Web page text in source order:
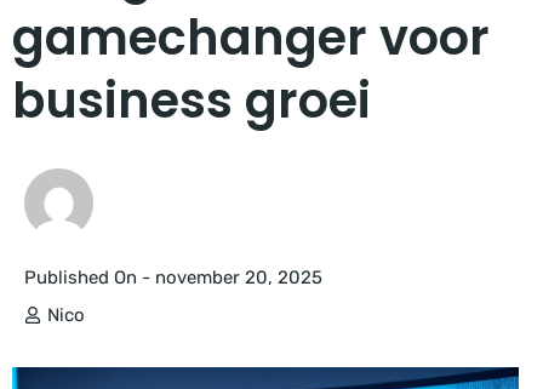
gamechanger voor
business groei
Published On - november 20, 2025
Nico